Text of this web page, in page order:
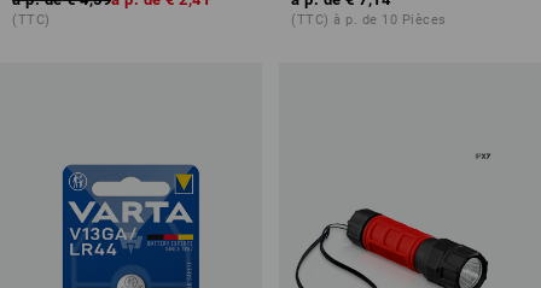
(TTC) (TTC) à p. de 10 Pièces